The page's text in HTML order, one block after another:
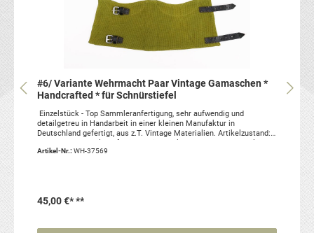
#6/ Variante Wehrmacht Paar Vintage Gamaschen *
Handcrafted * für Schnürstiefel
Einzelstück - Top Sammleranfertigung, sehr aufwendig und
detailgetreu in Handarbeit in einer kleinen Manufaktur in
Deutschland gefertigt, aus z.T. Vintage Materialien. Artikelzustand:
Paar!
Artikel-Nr.: WH-37569
45,00 €***